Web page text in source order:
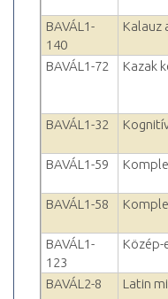
BAVÁL1-
140
Kalauz
BAVÁL1-72 Kazak
BAVÁL1-32
BAVÁL1-59
BAVÁL1-58
BAVÁL1-
123
Közép-
BAVÁL2-8 Latin